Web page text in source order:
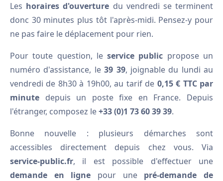
Les horaires d'ouverture du vendredi se terminent
donc 30 minutes plus tôt l'après-midi. Pensez-y pour
ne pas faire le déplacement pour rien.
Pour toute question, leservice public propose un
numéro d'assistance, le39 39, joignable du lundi au
vendredi de 8h30 à 19h00, au tarif de 0,15 € TTC par
minute depuis un poste fixe en France. Depuis
l'étranger, composez le+33 (0)1 73 60 39 39.
Bonne nouvelle : plusieurs démarches sont
accessibles directement depuis chez vous. Via
service-public.fr, il est possible d'effectuer une
demande en ligne pour une pré-demande de